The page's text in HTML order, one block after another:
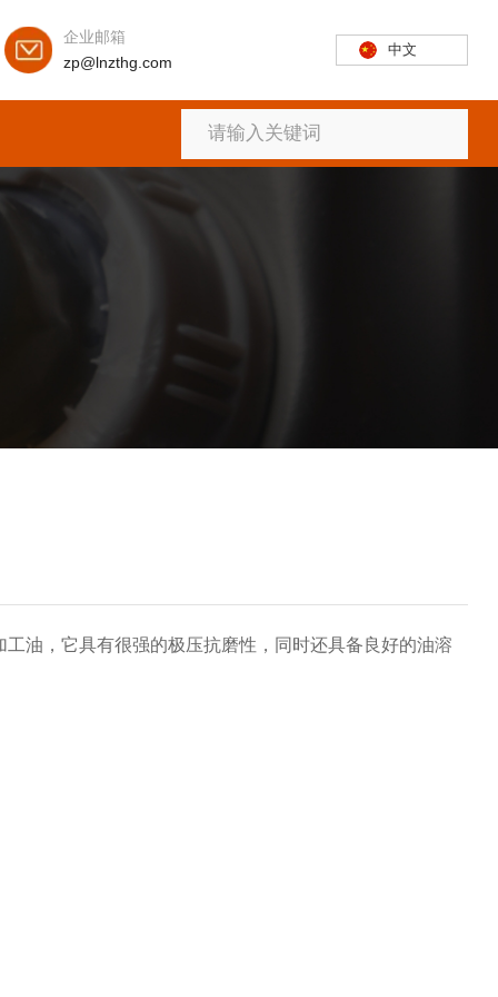
企业邮箱
zp@lnzthg.com
中文
油，它具有很强的极压抗磨性，同时还具备良好的油溶